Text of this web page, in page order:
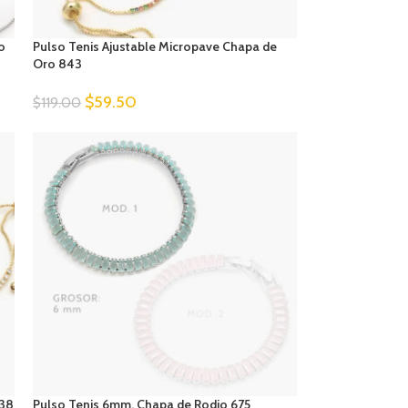
Pulso Tenis Ajustable Micropave Chapa de
Oro 843
$119.00 $59.50
Pulso Tenis 6mm. Chapa de Rodio 675